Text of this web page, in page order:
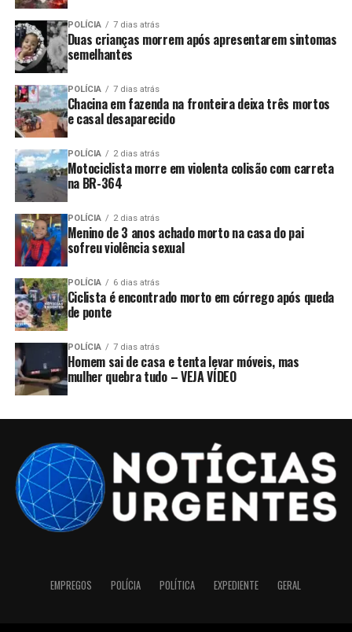
POLÍCIA 7 dias atrás
Duas crianças morrem após apresentarem sintomas
semelhantes
POLÍCIA 7 dias atrás
Chacina em fazenda na fronteira deixa três mortos
e casal desaparecido
POLÍCIA 2 dias atrás
Motociclista morre em violenta colisão com carreta
na BR-364
POLÍCIA 2 dias atrás
Menino de 3 anos achado morto na casa do pai
sofreu violência sexual
POLÍCIA 6 dias atrás
Ciclista é encontrado morto em córrego após queda
de ponte
POLÍCIA 7 dias atrás
Homem sai de casa e tenta levar móveis, mas
mulher quebra tudo – VEJA VÍDEO
EMPREGOS POLÍCIA POLÍTICA EXPEDIENTE GERAL